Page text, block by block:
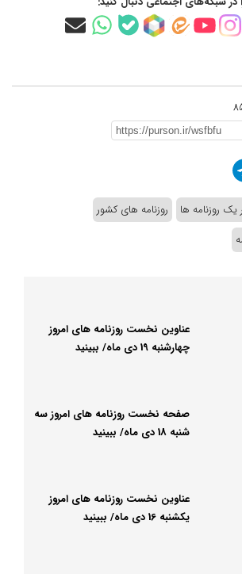
یک روزنامه ها
روزنامه های کشور
عناوین نخست روزنامه های امروز
چهارشنبه 19 دی ماه/ ببینید
صفحه نخست روزنامه های امروز سه
شنبه 18 دی ماه/ ببینید
عناوین نخست روزنامه های امروز
یکشنبه 16 دی ماه/ ببینید